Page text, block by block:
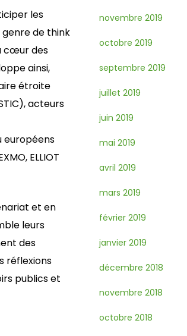
les
genre de think
cœur des
ainsi,
étroite
acteurs
européens
ELLIOT
et en
leurs
des
réflexions
publics et
novembre 2019
octobre 2019
septembre 2019
juillet 2019
juin 2019
mai 2019
avril 2019
mars 2019
février 2019
janvier 2019
décembre 2018
novembre 2018
octobre 2018